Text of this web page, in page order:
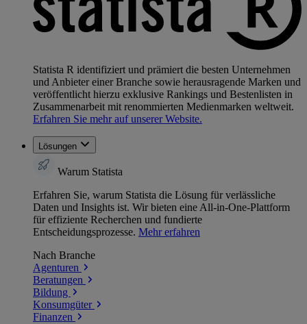
Statista R identifiziert und prämiert die besten Unternehmen
und Anbieter einer Branche sowie herausragende Marken und
veröffentlicht hierzu exklusive Rankings und Bestenlisten in
Zusammenarbeit mit renommierten Medienmarken weltweit.
Erfahren Sie mehr auf unserer Website.
Lösungen
Warum Statista
Erfahren Sie, warum Statista die Lösung für verlässliche
Daten und Insights ist. Wir bieten eine All-in-One-Plattform
für effiziente Recherchen und fundierte
Entscheidungsprozesse. Mehr erfahren
Nach Branche
Agenturen
Beratungen
Bildung
Konsumgüter
Finanzen